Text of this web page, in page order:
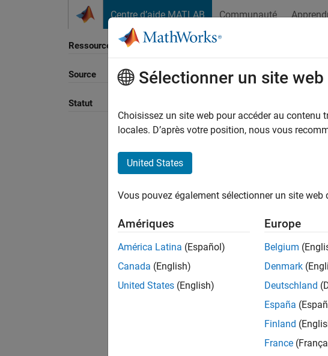
Centre d’aide MATLAB Communauté
Ressource
Source
Statut
Sélectionner un site web
Choisissez un site web pour accéder au
locales. D’après votre position, nous vous
United States
Vous pouvez également sélectionner un site web
Amériques
América Latina (Español)
Canada (English)
United States (English)
Europe
Belgium
Denmark
Deutschland
España
Finland
France